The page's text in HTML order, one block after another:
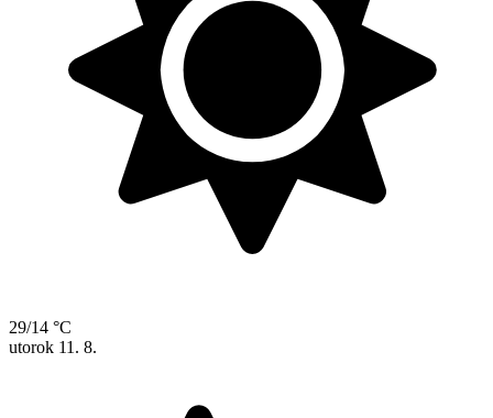
29/14 °C
utorok 11. 8.